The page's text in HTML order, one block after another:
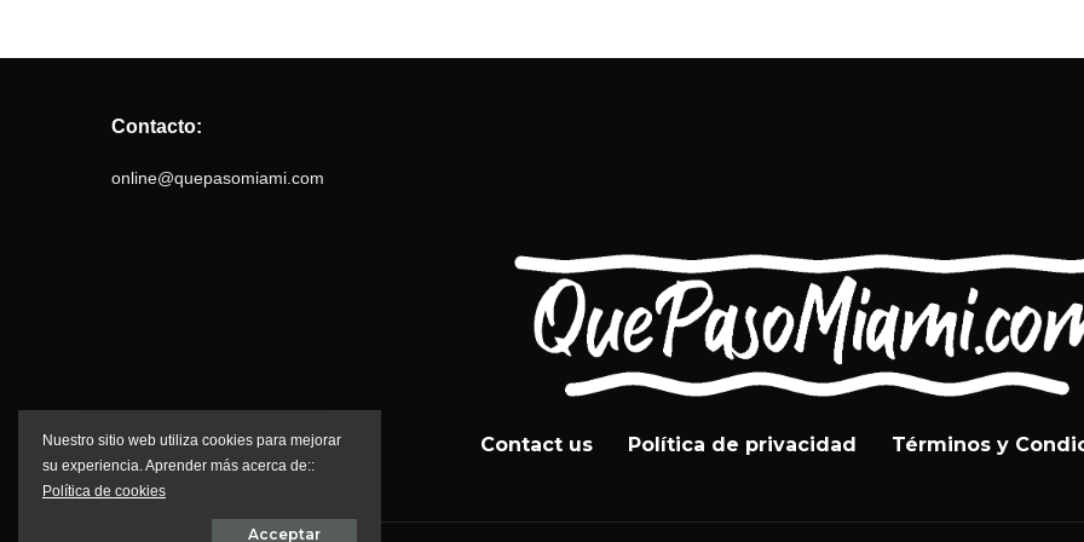
Contacto:
online@quepasomiami.com
Contact us Política de privacidad Términos y
Nuestro sitio web utiliza cookies para mejorar
su experiencia. Aprender más acerca de::
Política de cookies
Acceptar